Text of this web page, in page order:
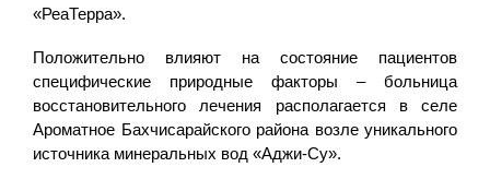
«РеаТерра».
Положительно влияют на состояние пациентов
специфические природные факторы – больница
восстановительного лечения располагается в селе
Ароматное Бахчисарайского района возле уникального
источника минеральных вод «Аджи-Су».